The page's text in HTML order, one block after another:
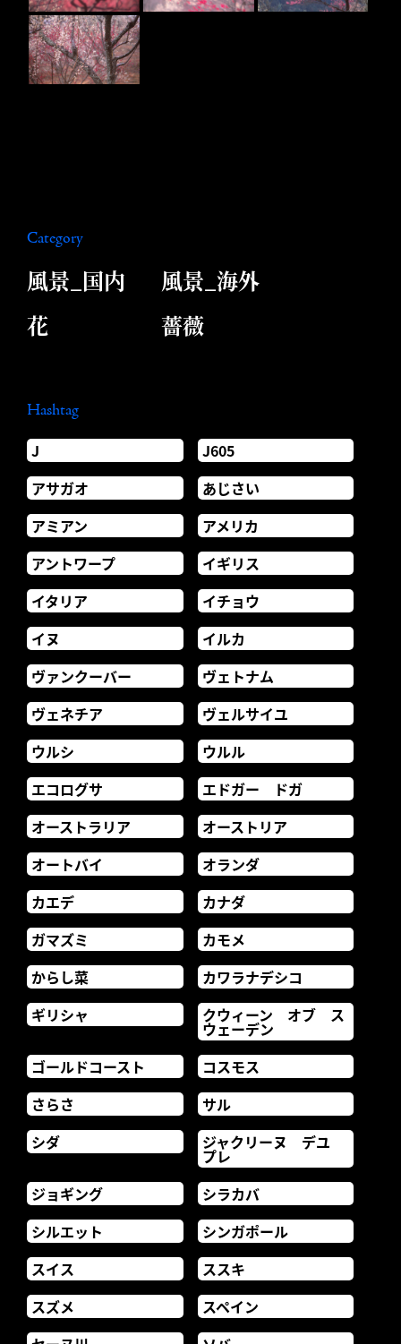
Category
風景_国内
風景_海外
花
薔薇
Hashtag
J
J605
アサガオ
あじさい
アミアン
アメリカ
アントワープ
イギリス
イタリア
イチョウ
イヌ
イルカ
ヴァンクーバー
ヴェトナム
ヴェネチア
ヴェルサイユ
ウルシ
ウルル
エコログサ
エドガー ドガ
オーストラリア
オーストリア
オートバイ
オランダ
カエデ
カナダ
ガマズミ
カモメ
からし菜
カワラナデシコ
ギリシャ
クウィーン オブ ス
ウェーデン
ゴールドコースト
コスモス
さらさ
サル
シダ
ジャクリーヌ デユ
プレ
ジョギング
シラカバ
シルエット
シンガポール
スイス
ススキ
スズメ
スペイン